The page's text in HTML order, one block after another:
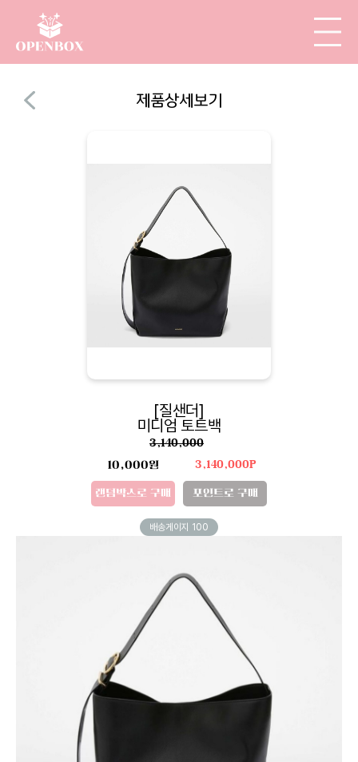
제품상세보기
[질샌더]
미디엄 토트백
3,140,000
10,000원
랜덤박스로 구매
3,140,000P
포인트로 구매
배송게이지 100